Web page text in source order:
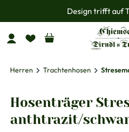
Zum Hauptinhalt springenDesign trifft auf
Herren Trachtenhosen
Hosenträger
anthtrazit/